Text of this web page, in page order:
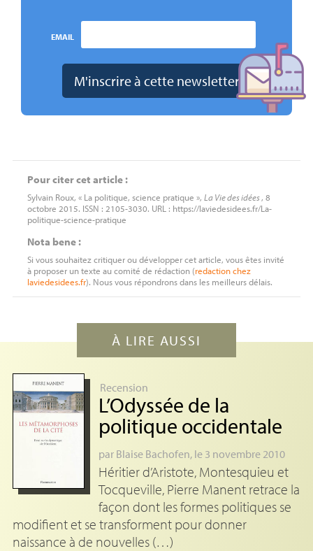
EMAIL
Pour citer cet article :
Sylvain Roux, « La politique, science pratique », La Vie des idées, 8
octobre 2015. ISSN : 2105-3030. URL : https://laviedesidees.fr/La-
politique-science-pratique
Nota bene :
Si vous souhaitez critiquer ou développer cet article, vous êtes invité
à proposer un texte au comité de rédaction (redactionchez
laviedesidees.fr). Nous vous répondrons dans les meilleurs délais.
À LIRE AUSSI
Recension
L’Odyssée de la
politique occidentale
par Blaise Bachofen, le 3 novembre 2010
Héritier d’Aristote, Montesquieu et
Tocqueville, Pierre Manent retrace la
façon dont les formes politiques se
modifient et se transforment pour donner
naissance à de nouvelles (…)